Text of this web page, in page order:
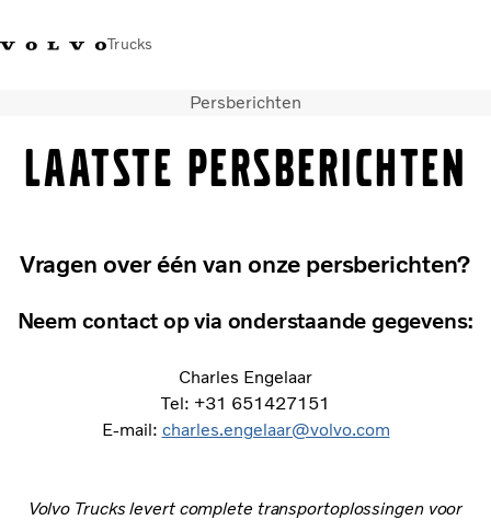
Trucks
MerchandiseInloggenNederland
Transportoplossingen
Truck Builder
Dealer locator
Persberichten
Laatste persberichten
Vragen over één van onze persberichten?
Neem contact op via onderstaande gegevens:
Charles Engelaar
Tel: +31 651427151
E-mail: charles.engelaar@volvo.com
Volvo Trucks levert complete transportoplossingen voor